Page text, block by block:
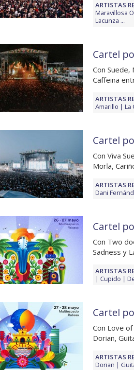
ARTISTAS
Maravillosa
Lacunza ...
Cartel
Con Suede,
Caffeina
ARTISTAS
Amarillo
La
Cartel
Con Viva
Morla,
ARTISTAS
Dani
Cartel
Con Two
Sadness y
ARTISTAS
Cupido
Cartel
Con Love of
Dorian,
ARTISTAS
Dorian